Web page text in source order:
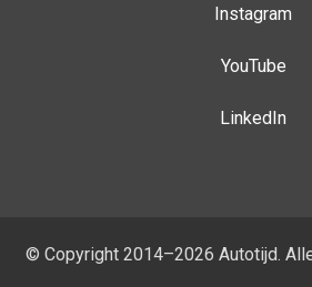
Instagram
YouTube
LinkedIn
© Copyright 2014–2026 Autotijd.